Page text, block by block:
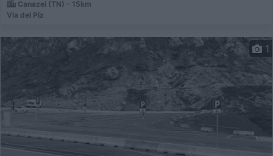
Canazei (TN) - 15km
Via del Piz
1